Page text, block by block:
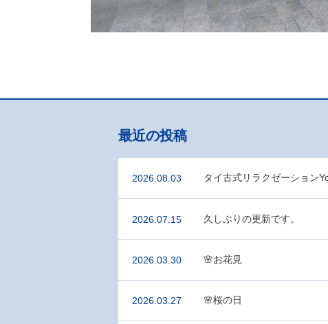
最近の投稿
2026.08.03 タイ古式リラクゼーション
2026.07.15 久しぶりの更新です。
2026.03.30 🌸お花見
2026.03.27 🌸桜の日